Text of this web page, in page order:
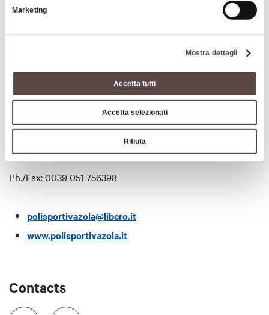
Marketing
Mostra dettagli
Accetta tutti
Accetta selezionati
Rifiuta
Sport &
Insights
Ph./Fax: 0039 051 756398
polisportivazola@libero.it
www.polisportivazola.it
Contacts